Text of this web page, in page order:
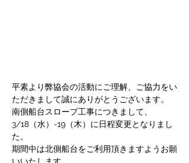
平素より弊協会の活動にご理解、ご協力をい
ただきまして誠にありがとうございます。
南側船台スロープ工事につきまして、
3/18（水）-19（木）に日程変更となりまし
た。
期間中は北側船台をご利用頂きますようお願